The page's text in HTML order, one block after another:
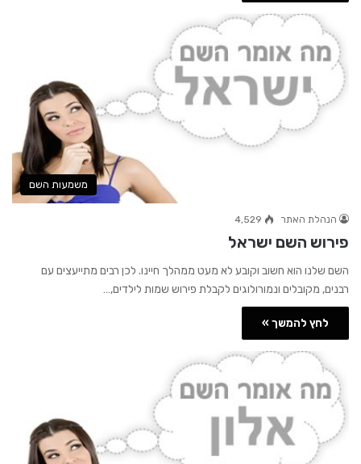
משמעות השם
הנהלת האתר 4,529
פירוש השם ישראל
השם שלנו הוא חשוב וקובע לא מעט ממהלך חיינו. לכן רבים מתייעצים עם
רבנים, מקובלים ונמורולוגים לקבלת פירוש שמות לילדים,…
לחץ להמשך »